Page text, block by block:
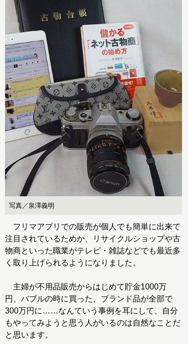
写真／泉澤義明
フリマアプリでの販売が個人でも簡単に出来て
注目されているためか、リサイクルショップや古
物商といった職業がテレビ・雑誌などでも最近多
く取り上げられるようになりました。
主婦が不用品販売からはじめて貯金1000万
円、バブルの時に買った、ブランド品が全部で
300万円に……なんていう事例を耳にして、自分
もやってみようと思う人がいるのは自然なことだ
と思います。